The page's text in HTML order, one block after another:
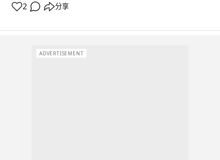
2 分享
ADVERTISEMENT